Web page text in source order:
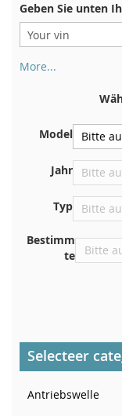
Geben Sie unten
More...
Auf der
Zentrieren Sie
Direkt im
Armaturenbrett
Model
Jahr
Typ
Bestimm
te
Selecteer
Antriebswelle